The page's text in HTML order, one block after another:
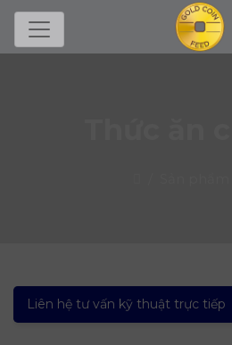
Liên hệ tư vấn kỹ thuật trực tiếp